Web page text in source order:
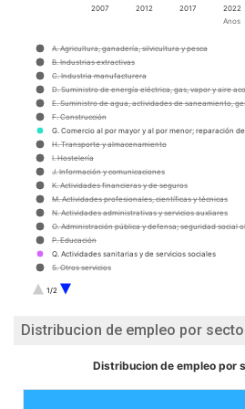
Anos
A. Agricultura, ganadería, silvicultura y pesca
B. Industrias extractivas
C. Industria manufacturera
D. Suministro de energía eléctrica, gas, vapor y aire
E. Suministro de agua, actividades de saneamiento,
F. Construcción
G. Comercio al por mayor y al por menor; reparación
H. Transporte y almacenamiento
I. Hostelería
J. Información y comunicaciones
K. Actividades financieras y de seguros
M. Actividades profesionales, científicas y técnicas
N. Actividades administrativas y servicios auxliares
O. Administración pública y defensa; seguridad social
P. Educación
Q. Actividades sanitarias y de servicios sociales
S. Otros servicios
T. Actividades de los hogares como empleadores de
hogares como productores de bienes y servicios para
1/2
2007 2012 2017 2022
Distribucion de empleo por
Distribucion de empleo por